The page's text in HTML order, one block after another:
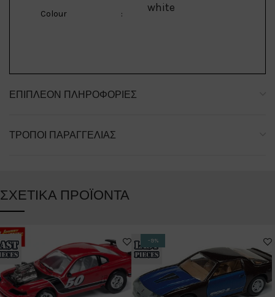
Colour : white
ΕΠΙΠΛΈΟΝ ΠΛΗΡΟΦΟΡΊΕΣ
ΤΡΌΠΟΙ ΠΑΡΑΓΓΕΛΊΑΣ
ΣΧΕΤΙΚΆ ΠΡΟΪΌΝΤΑ
-9%